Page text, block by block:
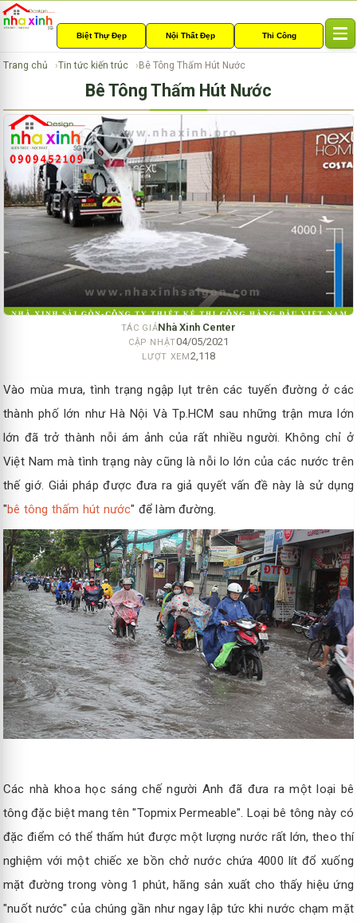
Biệt Thự Đẹp Nội Thất Đẹp Thi Công
n
a
v
g
a
t
o
Trang chủ Tin tức kiến trúc Bê Tông Thấm Hút Nước
Bê Tông Thấm Hút Nước
TÁC GIẢNhà Xinh Center
CẬP NHẬT04/05/2021
LƯỢT XEM2,118
Vào mùa mưa, tình trạng ngập lụt trên các tuyến đường ở các
thành phố lớn như Hà Nội Và Tp.HCM sau những trận mưa lớn
lớn đã trở thành nỗi ám ảnh của rất nhiều người. Không chỉ ở
Việt Nam mà tình trạng này cũng là nỗi lo lớn của các nước trên
thế giớ. Giải pháp được đưa ra giả quyết vấn đề này là sử dụng
"bê tông thấm hút nước" để làm đường.
Các nhà khoa học sáng chế người Anh đã đưa ra một loại bê
tông đặc biệt mang tên "Topmix Permeable". Loại bê tông này có
đặc điểm có thể thấm hút được một lượng nước rất lớn, theo thí
nghiệm với một chiếc xe bồn chở nước chứa 4000 lít đổ xuống
mặt đường trong vòng 1 phút, hãng sản xuất cho thấy hiệu ứng
"nuốt nước" của chúng gần như ngay lập tức khi nước chạm mặt